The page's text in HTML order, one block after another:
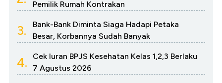
Pemilik Rumah Kontrakan
3.
Bank-Bank Diminta Siaga Hadapi Petaka
Besar, Korbannya Sudah Banyak
4.
Cek Iuran BPJS Kesehatan Kelas 1,2,3 Berlaku
7 Agustus 2026